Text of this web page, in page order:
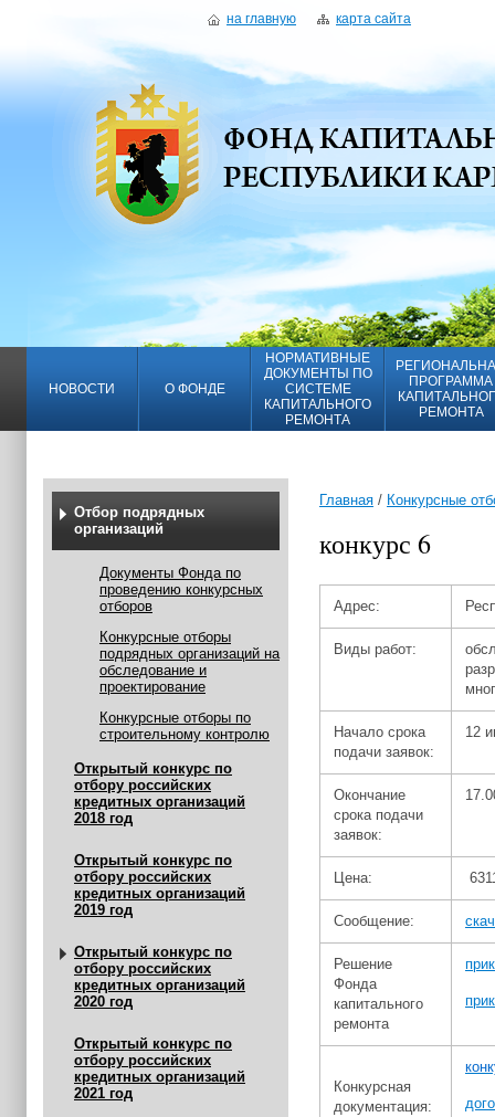
на главную карта сайта
НОВОСТИ О ФОНДЕ
НОРМАТИВНЫЕ
ДОКУМЕНТЫ ПО
СИСТЕМЕ
КАПИТАЛЬНОГО
РЕМОНТА
ПРОГРАММА
РЕМОНТА
Отбор подрядных
организаций
Документы Фонда по
проведению конкурсных
отборов
Конкурсные отборы
подрядных организаций на
обследование и
проектирование
Конкурсные отборы по
строительному контролю
Открытый конкурс по
отбору российских
кредитных организаций
2018 год
Открытый конкурс по
отбору российских
кредитных организаций
2019 год
Открытый конкурс по
отбору российских
кредитных организаций
2020 год
Открытый конкурс по
отбору российских
кредитных организаций
2021 год
Главная / Конкурсные
конкурс 6
Адрес:
Виды работ:
Начало срока
подачи заявок:
12
Окончание
срока подачи
заявок:
Цена:
Сообщение:
Решение
Фонда
капитального
ремонта
Конкурсная
документация: